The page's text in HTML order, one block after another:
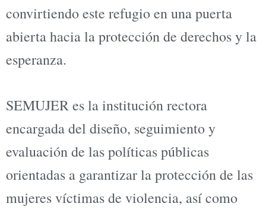
convirtiendo este refugio en una puerta
abierta hacia la protección de derechos y la
esperanza.
SEMUJER es la institución rectora
encargada del diseño, seguimiento y
evaluación de las políticas públicas
orientadas a garantizar la protección de las
mujeres víctimas de violencia, así como